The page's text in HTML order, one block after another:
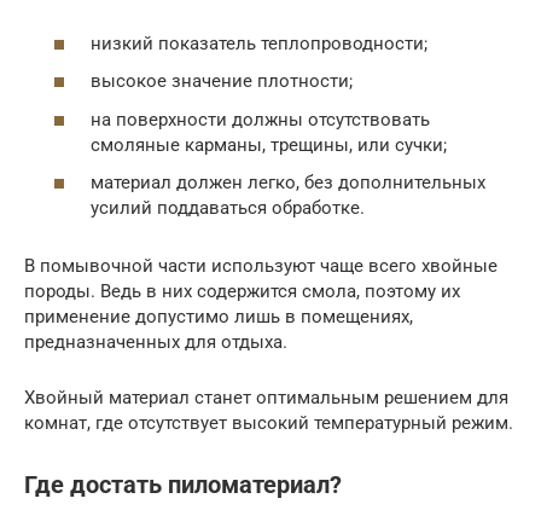
низкий показатель теплопроводности;
высокое значение плотности;
на поверхности должны отсутствовать
смоляные карманы, трещины, или сучки;
материал должен легко, без дополнительных
усилий поддаваться обработке.
В помывочной части используют чаще всего хвойные
породы. Ведь в них содержится смола, поэтому их
применение допустимо лишь в помещениях,
предназначенных для отдыха.
Хвойный материал станет оптимальным решением для
комнат, где отсутствует высокий температурный режим.
Где достать пиломатериал?